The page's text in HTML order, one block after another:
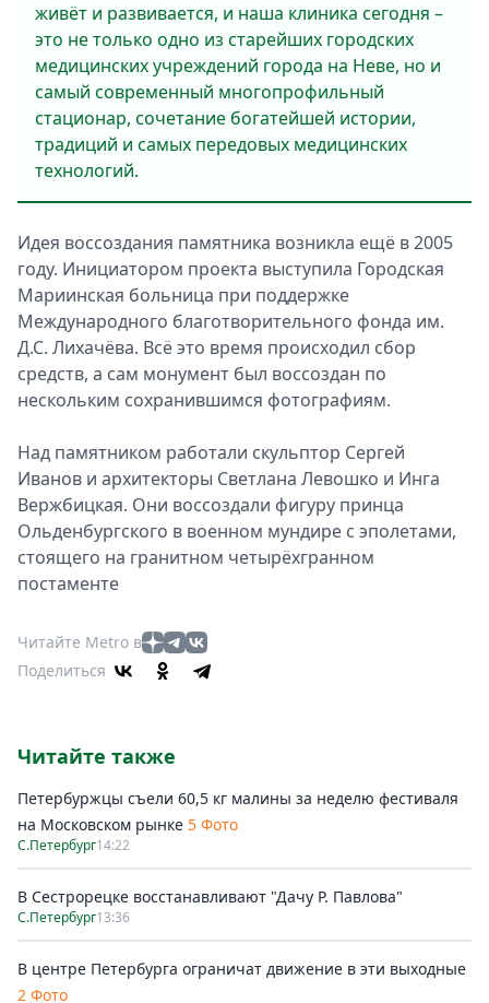
живёт и развивается, и наша клиника сегодня –
это не только одно из старейших городских
медицинских учреждений города на Неве, но и
самый современный многопрофильный
стационар, сочетание богатейшей истории,
традиций и самых передовых медицинских
технологий.
Идея воссоздания памятника возникла ещё в 2005
году. Инициатором проекта выступила Городская
Мариинская больница при поддержке
Международного благотворительного фонда им.
Д.С. Лихачёва. Всё это время происходил сбор
средств, а сам монумент был воссоздан по
нескольким сохранившимся фотографиям.
Над памятником работали скульптор Сергей
Иванов и архитекторы Светлана Левошко и Инга
Вержбицкая. Они воссоздали фигуру принца
Ольденбургского в военном мундире с эполетами,
стоящего на гранитном четырёхгранном
постаменте
Читайте Metro в
Поделиться
Читайте также
Петербуржцы съели 60,5 кг малины за неделю фестиваля
на Московском рынке 5 Фото
С.Петербург14:22
В Сестрорецке восстанавливают "Дачу Р. Павлова"
С.Петербург13:36
В центре Петербурга ограничат движение в эти выходные
2 Фото